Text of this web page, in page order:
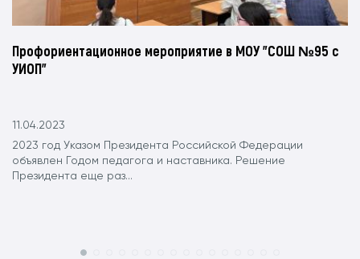
Профориентационное мероприятие в МОУ "СОШ №95 с
УИОП"
11.04.2023
2023 год Указом Президента Российской Федерации
объявлен Годом педагога и наставника. Решение
Президента еще раз...